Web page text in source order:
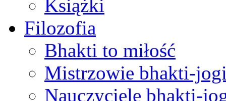
Książki
Filozofia
Bhakti to miłość
Mistrzowie bhakti-
Nauczyciele bhakti-